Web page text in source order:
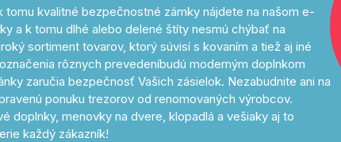
kvalitné bezpečnostné zámky nájdete na našom e-
a k tomu dlhé alebo delené štíty nesmú chýbať na
sortiment tovarov, ktorý súvisí s kovaním a tiež aj iné
rôznych prevedeníbudú moderným doplnkom
zaručia bezpečnosť Vašich zásielok. Nezabudnite ani na
ponuku trezorov od renomovaných výrobcov.
doplnky, menovky na dvere, klopadlá a vešiaky aj to
každý zákazník!